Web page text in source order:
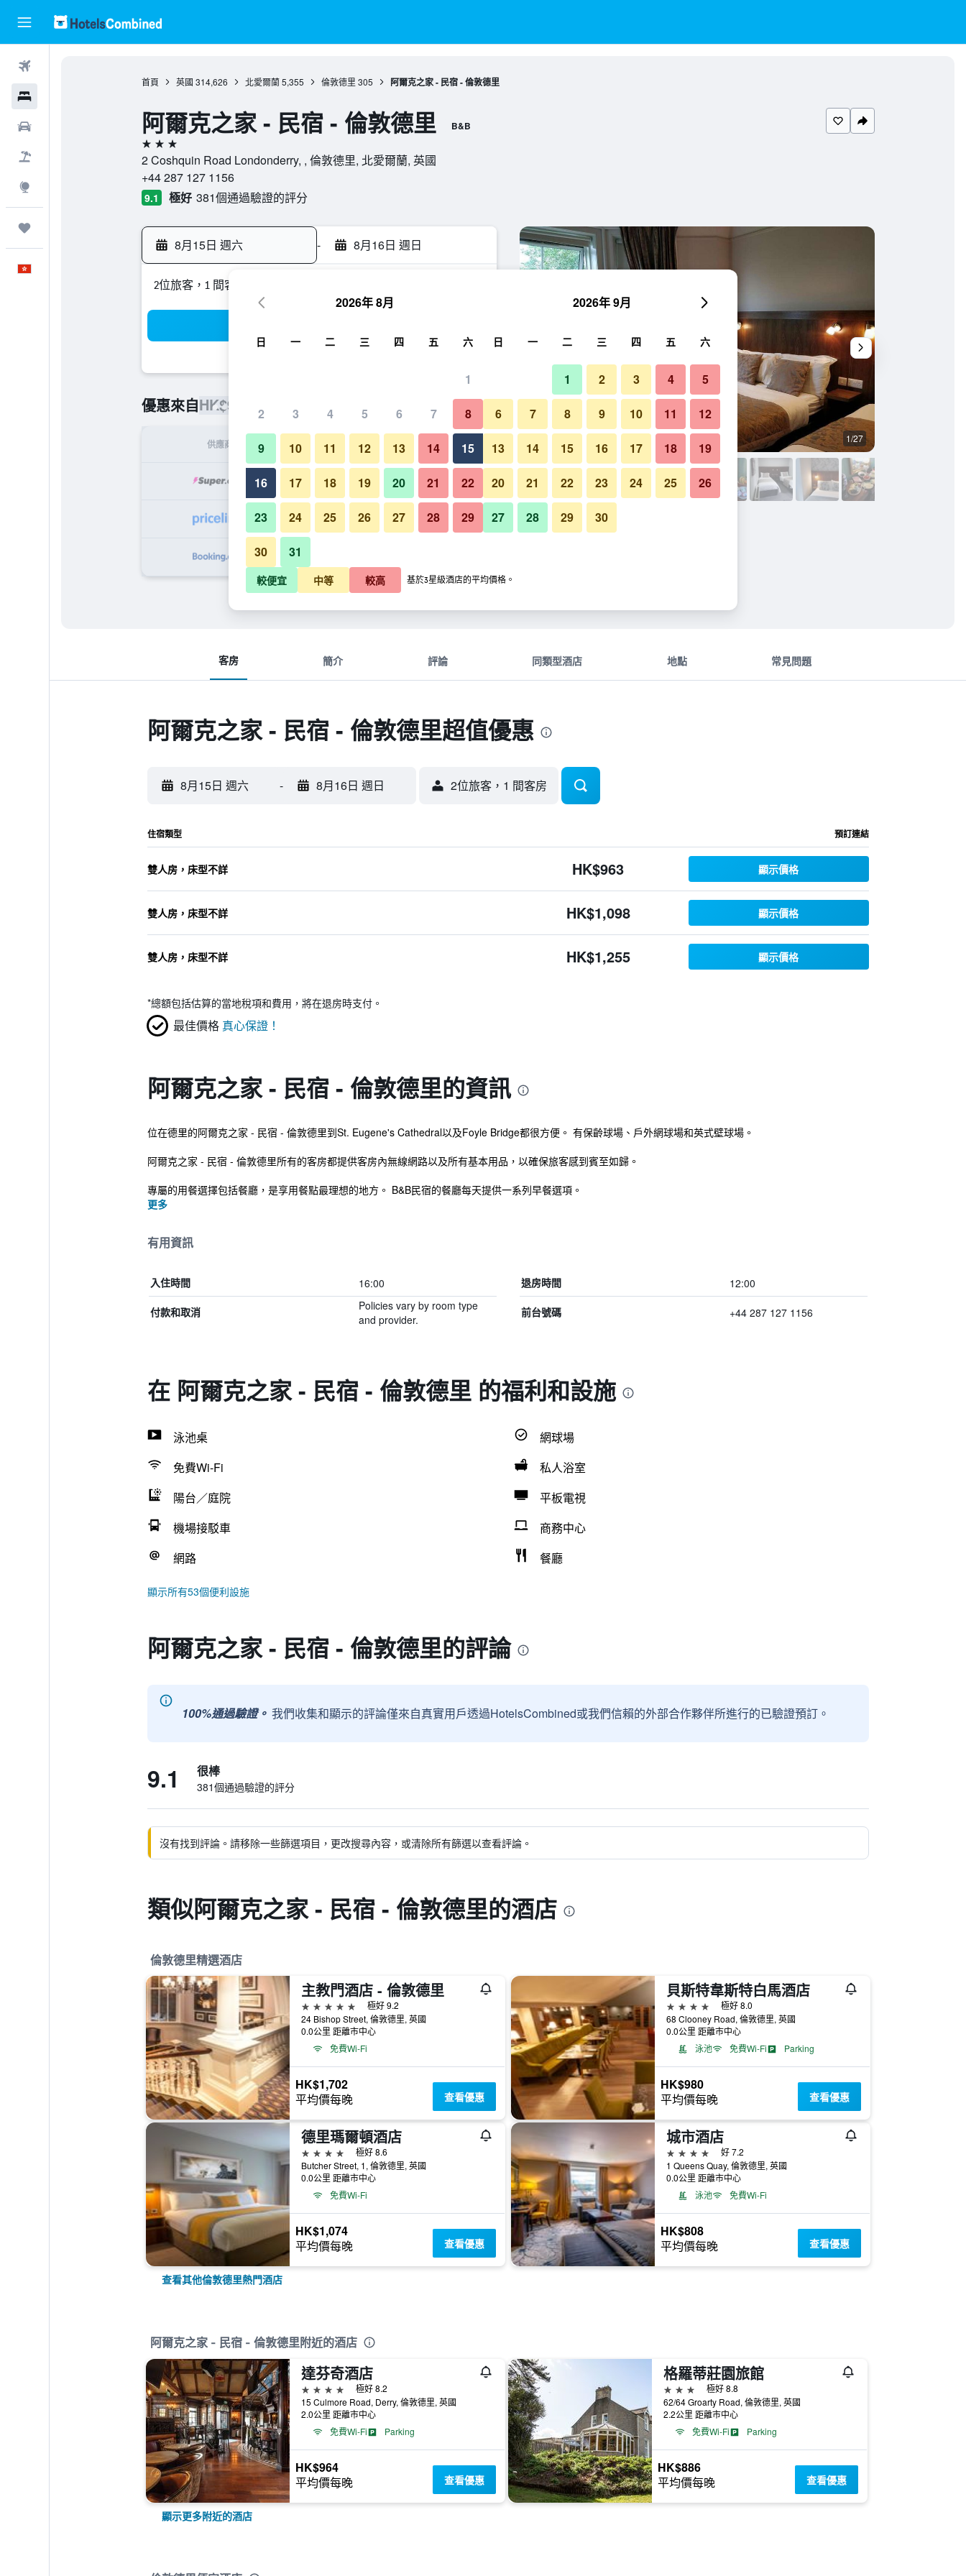
首頁 英國 314,626 北愛爾蘭 5,355 倫敦德里 305 阿爾克之家 - 民宿 - 倫敦德里
阿爾克之家 - 民宿 - 倫敦德里 B&B
3星級
2 Coshquin Road Londonderry, , 倫敦德里, 北愛爾蘭, 英國
+44 287 127 1156
9.1 極好 381個通過驗證的評分
8月15日 週六 - 8月16日 週日
2位旅客，1 間客房
優惠來自HK$963
供應商 每晚總額
HK$963 查看優惠
HK$1,098 查看優惠
臥室 1/27
阿爾克之家 - 民宿 - 倫敦德里的照片
客房 簡介 評論 同類型酒店 地點 常見問題
阿爾克之家 - 民宿 - 倫敦德里超值優惠
8月15日 週六 - 8月16日 週日 2位旅客，1 間客房
住宿類型 預訂連結
雙人房，床型不詳 HK$963 顯示價格
雙人房，床型不詳 HK$1,098 顯示價格
雙人房，床型不詳 HK$1,255 顯示價格
*總額包括估算的當地稅項和費用，將在退房時支付。
最佳價格 真心保證！
阿爾克之家 - 民宿 - 倫敦德里的資訊
位在德里的阿爾克之家 - 民宿 - 倫敦德里到St. Eugene's Cathedral以及Foyle Bridge都很方便。 有保齡球場、戶外網球場和英式壁球場。
阿爾克之家 - 民宿 - 倫敦德里所有的客房都提供客房內無線網路以及所有基本用品，以確保旅客感到賓至如歸。
專屬的用餐選擇包括餐廳，是享用餐點最理想的地方。 B&B民宿的餐廳每天提供一系列早餐選項。
更多
有用資訊
入住時間 16:00 退房時間 12:00
付款和取消
Policies vary by room type
and provider.
前台號碼 +44 287 127 1156
在 阿爾克之家 - 民宿 - 倫敦德里 的福利和設施
泳池桌
網球場
免費Wi-Fi
私人浴室
陽台／庭院
平板電視
機場接駁車
商務中心
網路
餐廳
顯示所有53個便利設施
阿爾克之家 - 民宿 - 倫敦德里的評論
100%通過驗證。 我們收集和顯示的評論僅來自真實用戶透過HotelsCombined或我們信賴的外部合作夥伴所進行的已驗證預訂。
9.1 很棒
381個通過驗證的評分
沒有找到評論。請移除一些篩選項目，更改搜尋內容，或清除所有篩選以查看評論。
類似阿爾克之家 - 民宿 - 倫敦德里的酒店
倫敦德里精選酒店
主教門酒店 - 倫敦德里
5星級
極好 9.2
24 Bishop Street, 倫敦德里, 英國
0.0公里 距離市中心
免費Wi-Fi
HK$1,702
平均價每晚 查看優惠
貝斯特韋斯特白馬酒店
4星級
極好 8.0
68 Clooney Road, 倫敦德里, 英國
0.0公里 距離市中心
泳池
免費Wi-Fi Parking
HK$980
平均價每晚 查看優惠
德里瑪爾頓酒店
4星級
極好 8.6
Butcher Street, 1, 倫敦德里, 英國
0.0公里 距離市中心
免費Wi-Fi
HK$1,074
平均價每晚 查看優惠
城市酒店
4星級
好 7.2
1 Queens Quay, 倫敦德里, 英國
0.0公里 距離市中心
泳池
免費Wi-Fi
HK$808
平均價每晚 查看優惠
查看其他倫敦德里熱門酒店
阿爾克之家 - 民宿 - 倫敦德里附近的酒店
達芬奇酒店
4星級
極好 8.2
15 Culmore Road, Derry, 倫敦德里, 英國
2.0公里 距離市中心
免費Wi-Fi
Parking
HK$964
平均價每晚 查看優惠
格羅蒂莊園旅館
3星級
極好 8.8
62/64 Groarty Road, 倫敦德里, 英國
2.2公里 距離市中心
免費Wi-Fi
Parking
HK$886
平均價每晚 查看優惠
顯示更多附近的酒店
2026年 8月
日 一 二 三 四 五 六
1
2 3 4 5 6 7 8
9 10 11 12 13 14 15
16 17 18 19 20 21 22
23 24 25 26 27 28 29
30 31
2026年 9月
日 一 二 三 四 五 六
1 2 3 4 5
6 7 8 9 10 11 12
13 14 15 16 17 18 19
20 21 22 23 24 25 26
27 28 29 30
較便宜 中等 較高 基於3星級酒店的平均價格。